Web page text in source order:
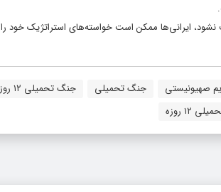
ایرانی‌ها ممکن است خواسته‌های استراتژیک خود را
صهیونیستی جنگ تحمیلی
جنگ تحمیلی ۱۲ روزه
۱۲ روزه